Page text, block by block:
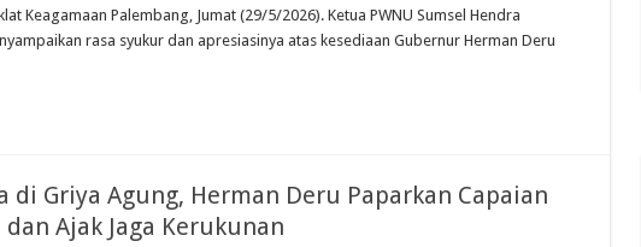
Keagamaan Palembang, Jumat (29/5/2026). Ketua PWNU Sumsel Hendra
rasa syukur dan apresiasinya atas kesediaan Gubernur Herman Deru
di Griya Agung, Herman Deru Paparkan Capaian
Ajak Jaga Kerukunan